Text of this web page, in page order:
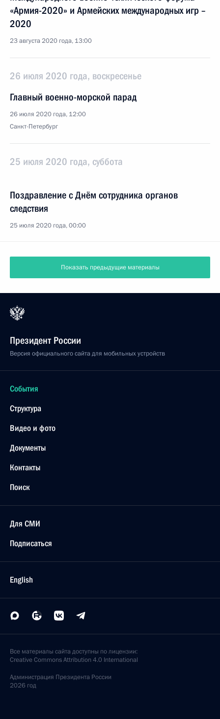
«Армия-2020» и Армейских международных игр –
2020
23 августа 2020 года, 13:00
26 июля 2020 года, воскресенье
Главный военно-морской парад
26 июля 2020 года, 12:00
Санкт-Петербург
25 июля 2020 года, суббота
Поздравление с Днём сотрудника органов
следствия
25 июля 2020 года, 00:00
Показать предыдущие материалы
Президент России
Версия официального сайта для мобильных устройств
События
Структура
Видео и фото
Документы
Контакты
Поиск
Для СМИ
Подписаться
English
Все материалы сайта доступны по лицензии:
Creative Commons Attribution 4.0 International
Администрация Президента России
2026 год